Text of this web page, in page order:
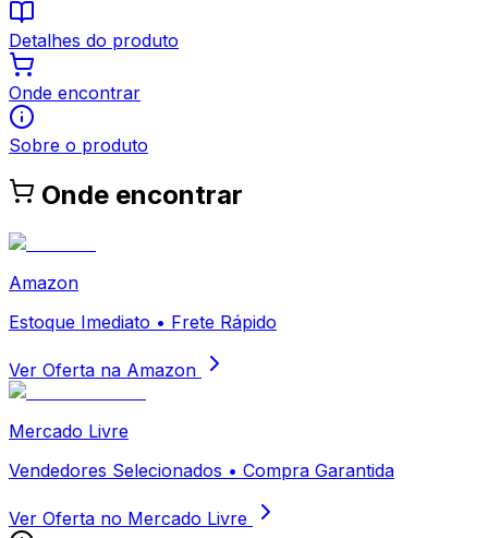
Detalhes do produto
Onde encontrar
Sobre o produto
Onde encontrar
Amazon
Estoque Imediato • Frete Rápido
Ver Oferta na Amazon
Mercado Livre
Vendedores Selecionados • Compra Garantida
Ver Oferta no Mercado Livre